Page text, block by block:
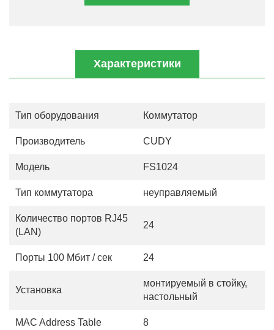
Характеристики
Тип оборудования Коммутатор
Производитель CUDY
Модель FS1024
Тип коммутатора неуправляемый
Количество портов RJ45
(LAN)
24
Порты 100 Мбит / сек 24
Установка
монтируемый в стойку,
настольный
MAC Address Table 8